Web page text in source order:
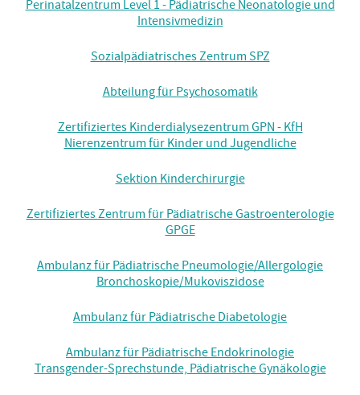
Perinatalzentrum Level 1 - Pädiatrische Neonatologie und
Intensivmedizin
Sozialpädiatrisches Zentrum SPZ
Abteilung für Psychosomatik
Zertifiziertes Kinderdialysezentrum GPN - KfH
Nierenzentrum für Kinder und Jugendliche
Sektion Kinderchirurgie
Zertifiziertes Zentrum für Pädiatrische Gastroenterologie
GPGE
Ambulanz für Pädiatrische Pneumologie/Allergologie
Bronchoskopie/Mukoviszidose
Ambulanz für Pädiatrische Diabetologie
Ambulanz für Pädiatrische Endokrinologie
Transgender-Sprechstunde, Pädiatrische Gynäkologie